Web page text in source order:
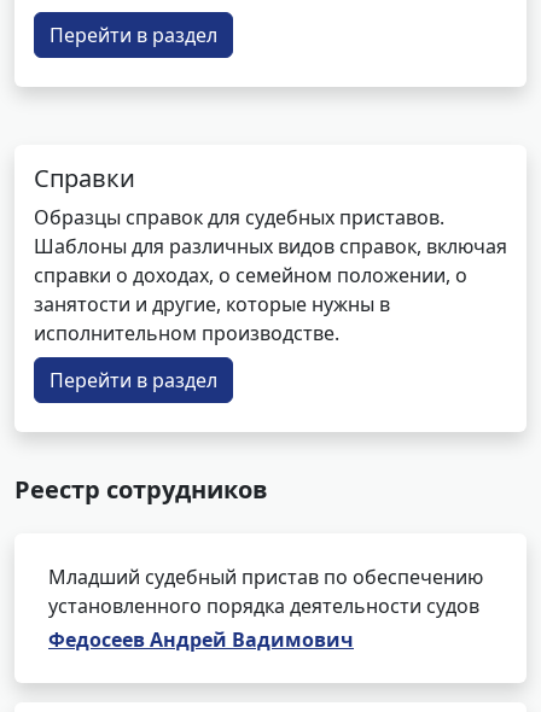
Перейти в раздел
Справки
Образцы справок для судебных приставов.
Шаблоны для различных видов справок, включая
справки о доходах, о семейном положении, о
занятости и другие, которые нужны в
исполнительном производстве.
Перейти в раздел
Реестр сотрудников
Младший судебный пристав по обеспечению
установленного порядка деятельности судов
Федосеев Андрей Вадимович